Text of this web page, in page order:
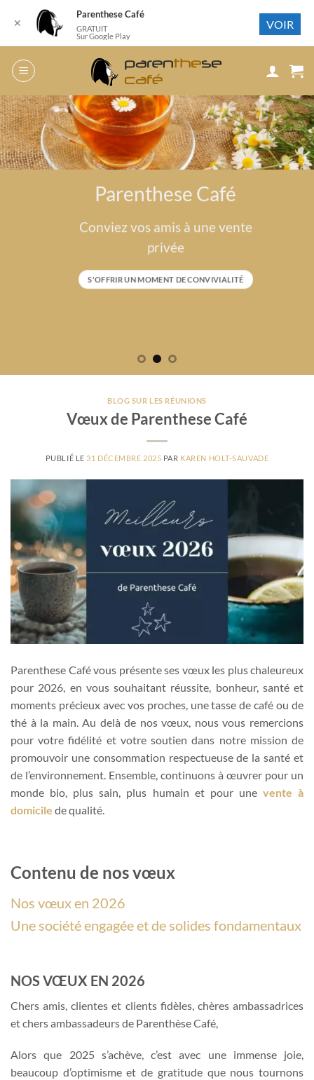
Parenthese Café
Conviez vos amis à une vente
privée
S'OFFRIR UN MOMENT DE CONVIVIALITÉ
BLOG SUR LES RÉUNIONS
Vœux de Parenthese Café
PUBLIÉ LE 31 DÉCEMBRE 2025 PAR KAREN HOLT-SAUVADE
Parenthese Café vous présente ses vœux les plus chaleureux
pour 2026, en vous souhaitant réussite, bonheur, santé et
moments précieux avec vos proches, une tasse de café ou de
thé à la main. Au delà de nos vœux, nous vous remercions
pour votre fidélité et votre soutien dans notre mission de
promouvoir une consommation respectueuse de la santé et
de l’environnement. Ensemble, continuons à œuvrer pour un
monde bio, plus sain, plus humain et pour une vente à
domicile de qualité.
Contenu de nos vœux
Nos vœux en 2026
Une société engagée et de solides fondamentaux
NOS VŒUX EN 2026
Chers amis, clientes et clients fidèles, chères ambassadrices
et chers ambassadeurs de Parenthèse Café,
Alors que 2025 s’achève, c’est avec une immense joie,
beaucoup d’optimisme et de gratitude que nous tournons
✕
Parenthese Café
GRATUIT
Sur Google Play
VOIR